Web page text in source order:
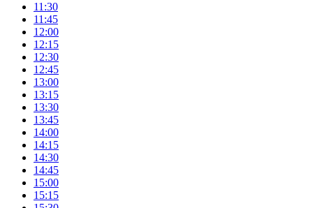
11:30
11:45
12:00
12:15
12:30
12:45
13:00
13:15
13:30
13:45
14:00
14:15
14:30
14:45
15:00
15:15